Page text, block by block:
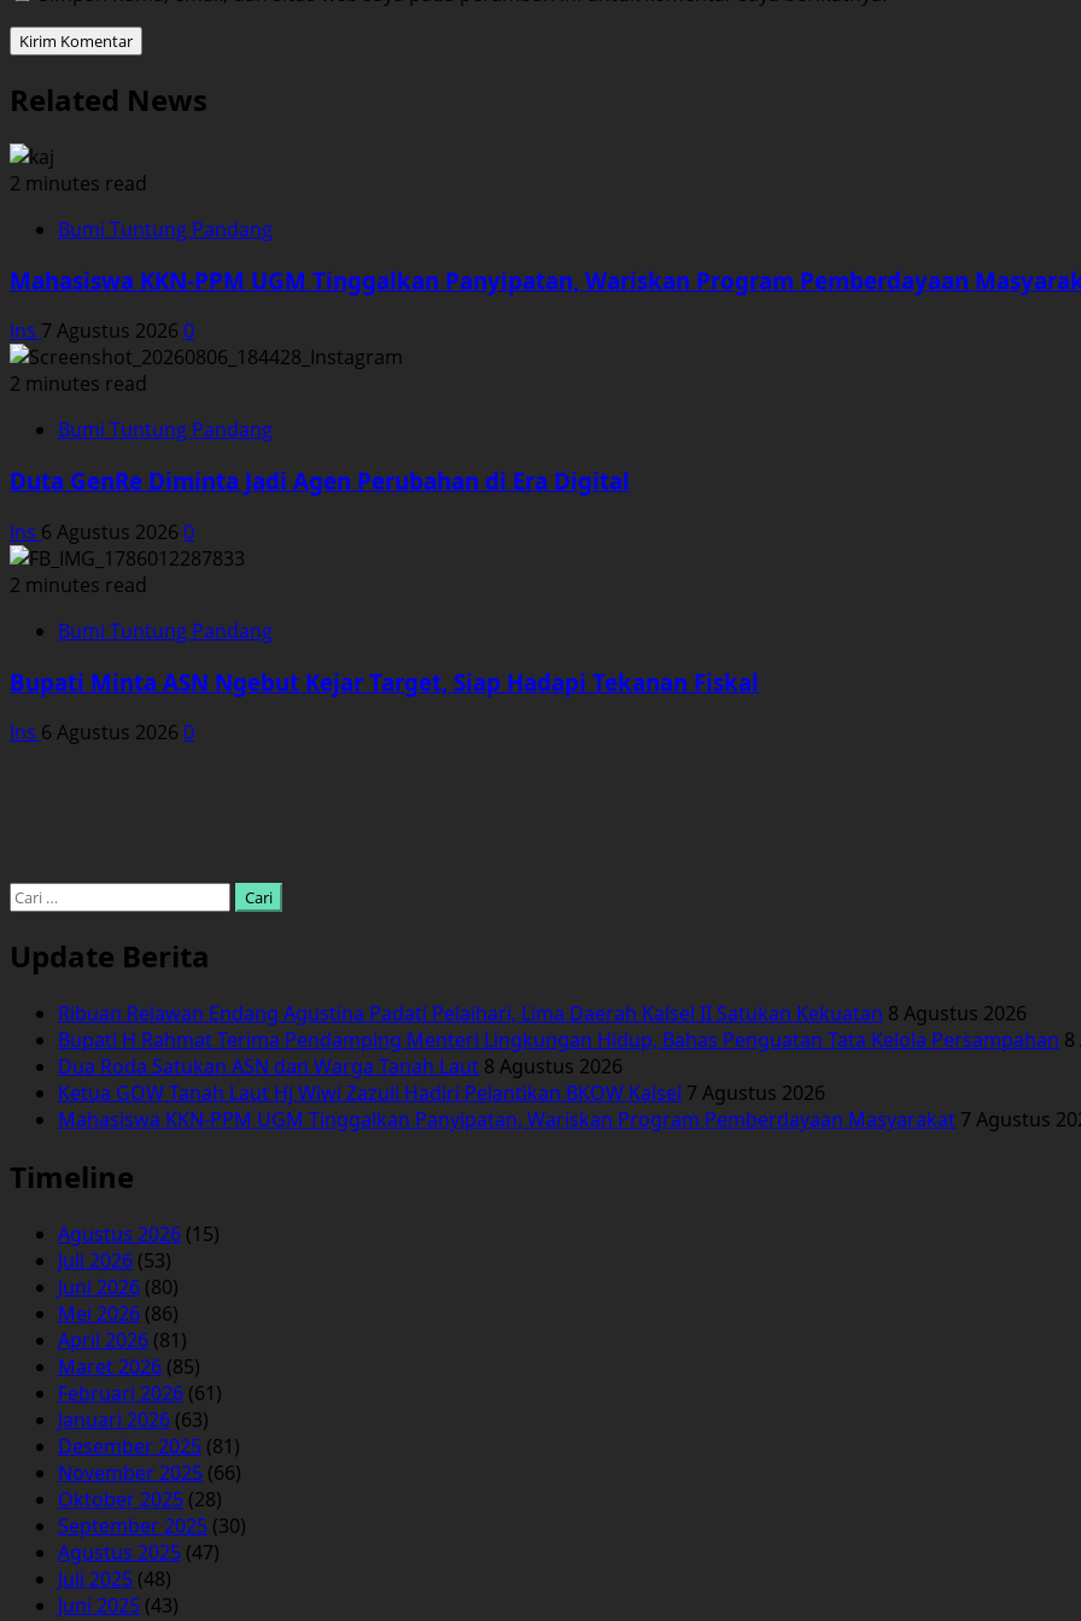
Related News
2 minutes read
Bumi Tuntung Pandang
Mahasiswa KKN-PPM UGM Tinggalkan Panyipatan, Wariskan Program Pemberdayaan
Ins 7 Agustus 2026 0
2 minutes read
Bumi Tuntung Pandang
Duta GenRe Diminta Jadi Agen Perubahan di Era Digital
Ins 6 Agustus 2026 0
2 minutes read
Bumi Tuntung Pandang
Bupati Minta ASN Ngebut Kejar Target, Siap Hadapi Tekanan Fiskal
Ins 6 Agustus 2026 0
Cari
Update Berita
Ribuan Relawan Endang Agustina Padati Pelaihari, Lima Daerah Kalsel II Satukan Kekuatan 8 Agustus 2026
Bupati H Rahmat Terima Pendamping Menteri Lingkungan Hidup, Bahas Penguatan Tata Kelola Persampahan 8
Dua Roda Satukan ASN dan Warga Tanah Laut 8 Agustus 2026
Ketua GOW Tanah Laut Hj Wiwi Zazuli Hadiri Pelantikan BKOW Kalsel 7 Agustus 2026
Mahasiswa KKN-PPM UGM Tinggalkan Panyipatan, Wariskan Program Pemberdayaan Masyarakat 7 Agustus
Timeline
Agustus 2026 (15)
Juli 2026 (53)
Juni 2026 (80)
Mei 2026 (86)
April 2026 (81)
Maret 2026 (85)
Februari 2026 (61)
Januari 2026 (63)
Desember 2025 (81)
November 2025 (66)
Oktober 2025 (28)
September 2025 (30)
Agustus 2025 (47)
Juli 2025 (48)
Juni 2025 (43)